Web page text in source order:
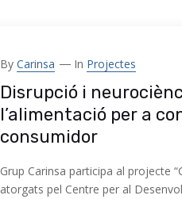
By Carinsa In Projectes
Disrupció i
l’alimentació per a
consumidor
Grup Carinsa participa al projecte
atorgats pel Centre per al